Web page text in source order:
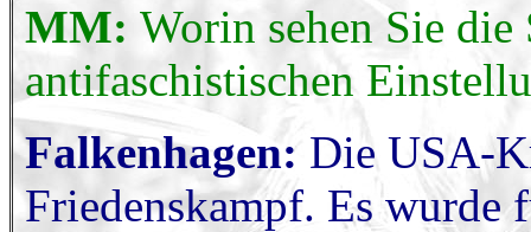
MM: Worin sehen Sie
antifaschistischen
Falkenhagen: Die USA-
Friedenskampf. Es wurde